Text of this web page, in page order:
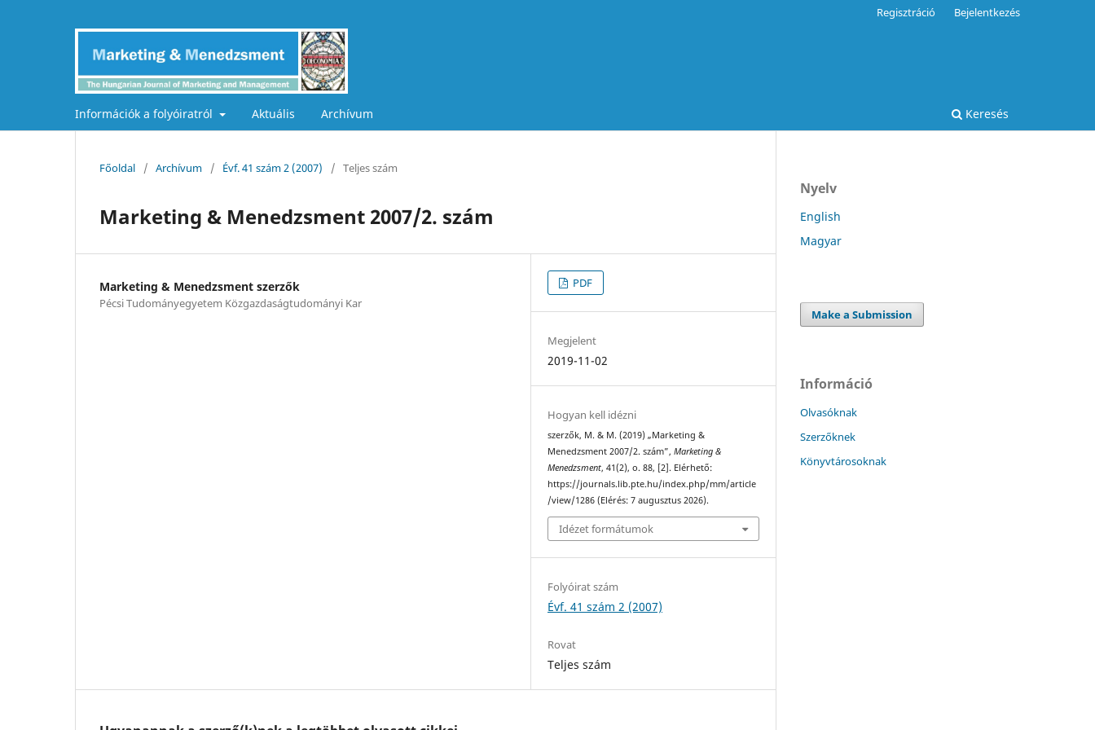
Információk a folyóiratról Aktuális Archívum Keresés
Regisztráció Bejelentkezés
Főoldal / Archívum / Évf. 41 szám 2 (2007) / Teljes szám
Marketing & Menedzsment 2007/2. szám
Marketing & Menedzsment szerzők
Pécsi Tudományegyetem Közgazdaságtudományi Kar
PDF
Megjelent
2019-11-02
Hogyan kell idézni
szerzők, M. & M. (2019) „Marketing &
Menedzsment 2007/2. szám”,Marketing &
Menedzsment, 41(2), o. 88, [2]. Elérhető:
https://journals.lib.pte.hu/index.php/mm/article
/view/1286 (Elérés: 7 augusztus 2026).
Idézet formátumok
Folyóirat szám
Évf. 41 szám 2 (2007)
Rovat
Teljes szám
Nyelv
English
Magyar
Make a Submission
Információ
Olvasóknak
Szerzőknek
Könyvtárosoknak